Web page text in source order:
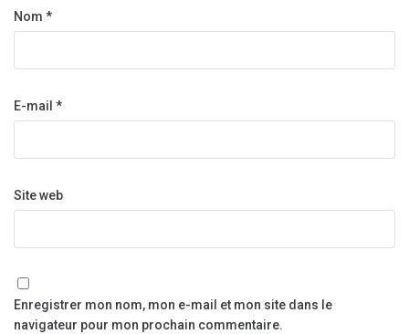
Nom *
E-mail *
Site web
Enregistrer mon nom, mon e-mail et mon site dans le
navigateur pour mon prochain commentaire.